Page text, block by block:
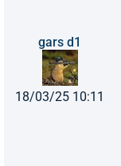
gars d1
18/03/25 10:11